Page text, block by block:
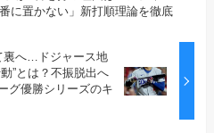
に置かない」新打順理論を徹底
裏へ…ドジャース地
”とは？不振脱出へ
グ優勝シリーズのキ